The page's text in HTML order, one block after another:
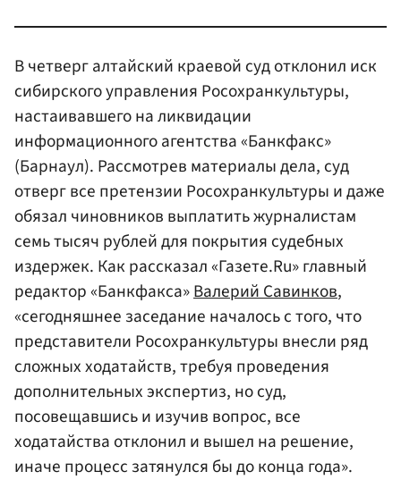
В четверг алтайский краевой суд отклонил иск
сибирского управления Росохранкультуры,
настаивавшего на ликвидации
информационного агентства «Банкфакс»
(Барнаул). Рассмотрев материалы дела, суд
отверг все претензии Росохранкультуры и даже
обязал чиновников выплатить журналистам
семь тысяч рублей для покрытия судебных
издержек. Как рассказал «Газете.Ru» главный
редактор «Банкфакса»Валерий Савинков,
«сегодняшнее заседание началось с того, что
представители Росохранкультуры внесли ряд
сложных ходатайств, требуя проведения
дополнительных экспертиз, но суд,
посовещавшись и изучив вопрос, все
ходатайства отклонил и вышел на решение,
иначе процесс затянулся бы до конца года».